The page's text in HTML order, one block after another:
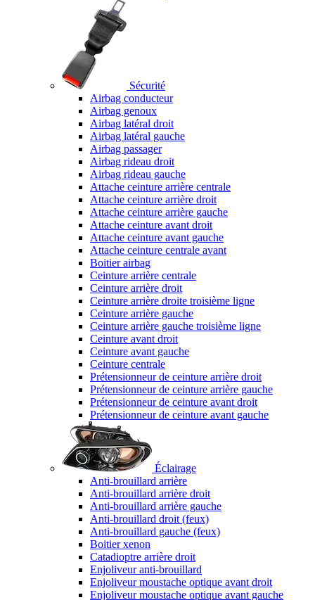
Sécurité
Airbag conducteur
Airbag genoux
Airbag latéral droit
Airbag latéral gauche
Airbag passager
Airbag rideau droit
Airbag rideau gauche
Attache ceinture arrière centrale
Attache ceinture arrière droit
Attache ceinture arrière gauche
Attache ceinture avant droit
Attache ceinture avant gauche
Attache ceinture centrale avant
Boitier airbag
Ceinture arrière centrale
Ceinture arrière droit
Ceinture arrière droite troisième ligne
Ceinture arrière gauche
Ceinture arrière gauche troisième ligne
Ceinture avant droit
Ceinture avant gauche
Ceinture centrale
Prétensionneur de ceinture arrière droit
Prétensionneur de ceinture arrière gauche
Prétensionneur de ceinture avant droit
Prétensionneur de ceinture avant gauche
Éclairage
Anti-brouillard arrière
Anti-brouillard arrière droit
Anti-brouillard arrière gauche
Anti-brouillard droit (feux)
Anti-brouillard gauche (feux)
Boitier xenon
Catadioptre arrière droit
Enjoliveur anti-brouillard
Enjoliveur moustache optique avant droit
Enjoliveur moustache optique avant gauche